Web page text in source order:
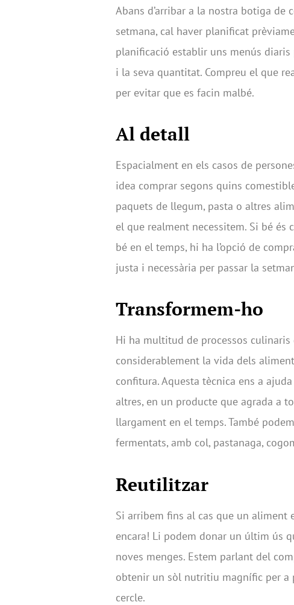
Abans d’arribar a la nostra botiga
setmana, cal haver planificat
planificació establir uns menús
i la seva quantitat. Compreu el que
per evitar que es facin malbé.
Al detall
Espacialment en els casos de
idea comprar segons quins
paquets de llegum, pasta o altres
el que realment necessitem. Si bé és
bé en el temps, hi ha l’opció de
justa i necessària per passar la
Transformem-ho
Hi ha multitud de processos
considerablement la vida dels
confitura. Aquesta tècnica ens a
altres, en un producte que agrada a
llargament en el temps. També
fermentats, amb col, pastanaga,
Reutilitzar
Si arribem fins al cas que un aliment
encara! Li podem donar un últim ús
noves menges. Estem parlant del
obtenir un sòl nutritiu magnífic per a
cercle.